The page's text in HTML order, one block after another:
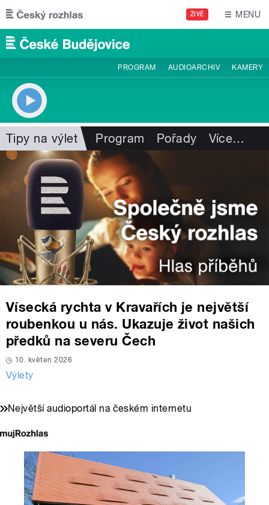
Přejít k hlavnímu obsahu
ŽIVĚ MENU
PROGRAM AUDIOARCHIV KAMERY
Tipy na výlet Program Pořady Více…
Vísecká rychta v Kravařích je největší
roubenkou u nás. Ukazuje život našich
předků na severu Čech
10. květen 2026
Výlety
Největší audioportál na českém internetu